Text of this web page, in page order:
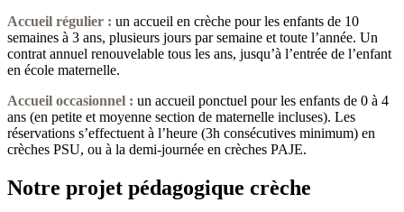
Accueil régulier : un accueil en crèche pour les enfants de 10
semaines à 3 ans, plusieurs jours par semaine et toute l’année. Un
contrat annuel renouvelable tous les ans, jusqu’à l’entrée de l’enfant
en école maternelle.
Accueil occasionnel : un accueil ponctuel pour les enfants de 0 à 4
ans (en petite et moyenne section de maternelle incluses). Les
réservations s’effectuent à l’heure (3h consécutives minimum) en
crèches PSU, ou à la demi-journée en crèches PAJE.
Notre projet pédagogique crèche